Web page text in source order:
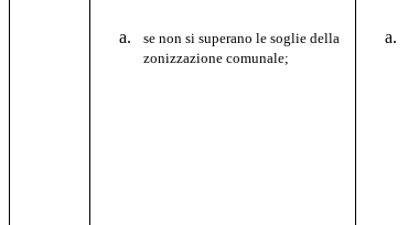
se non si superano le soglie della
zonizzazione comunale;